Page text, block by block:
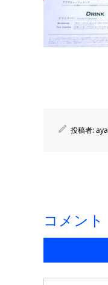
投稿者:aya
コメント